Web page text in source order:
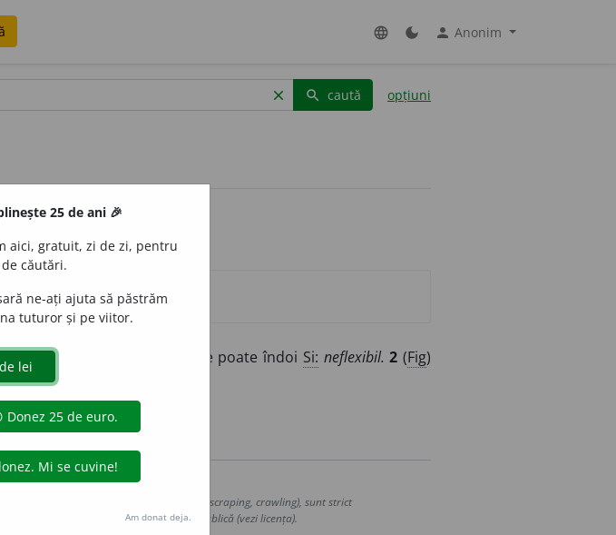
language dark_mode person Anonim
clear search caută opțiuni
]1( Care nu se poate îndoi Si: neflexibil. 2 (Fig)
(https://dexonline.ro)
metode de extragere automată (web scraping, crawling), sunt strict
de date oferite oficial spre utilizare publică (vezi licența).
25 de ani 🎉
aici, gratuit, zi de zi, pentru
căutări.
ne-ați ajuta să păstrăm
tuturor și pe viitor.
Am donat deja.